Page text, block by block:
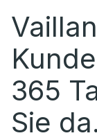
365
Sie da.